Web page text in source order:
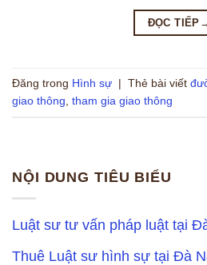
ĐỌC TIẾP
Đăng trong Hình sự | Thẻ bài viết
giao thông tham gia giao thông
NỘI DUNG TIÊU BIỂU
Luật sư tư vấn pháp luật tại
Thuê Luật sư hình sự tại Đà